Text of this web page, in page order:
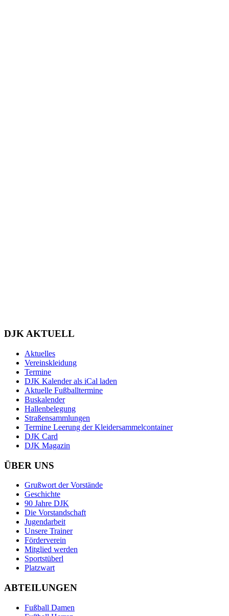
DJK AKTUELL
Aktuelles
Vereinskleidung
Termine
DJK Kalender als iCal laden
Aktuelle Fußballtermine
Buskalender
Hallenbelegung
Straßensammlungen
Termine Leerung der Kleidersammelcontainer
DJK Card
DJK Magazin
ÜBER UNS
Grußwort der Vorstände
Geschichte
90 Jahre DJK
Die Vorstandschaft
Jugendarbeit
Unsere Trainer
Förderverein
Mitglied werden
Sportstüberl
Platzwart
ABTEILUNGEN
Fußball Damen